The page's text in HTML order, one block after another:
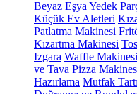
Beyaz Eşya Yedek
Küçük Ev Aletleri
Patlatma Makinesi
Kızartma Makinesi
Izgara Waffle Makinesi
ve Tava Pizza
Hazırlama Mutfak